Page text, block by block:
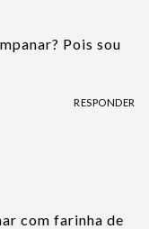
Pois sou
RESPONDER
com farinha de